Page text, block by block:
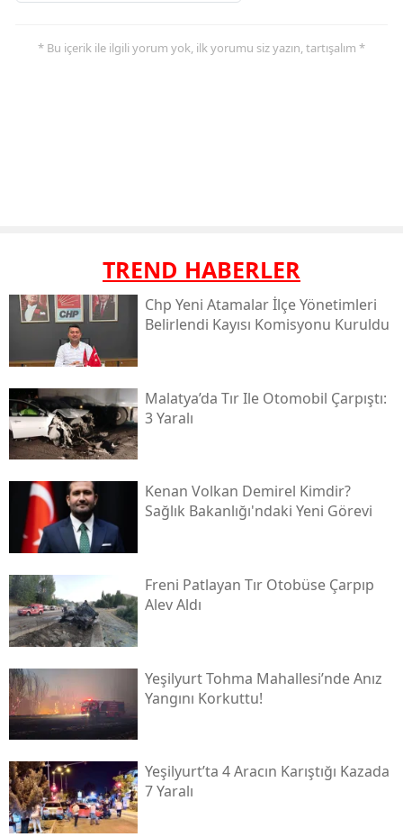
* Bu içerik ile ilgili yorum yok, ilk yorumu siz yazın, tartışalım *
TREND HABERLER
Chp Yeni Atamalar İlçe Yönetimleri
Belirlendi Kayısı Komisyonu Kuruldu
Malatya’da Tır Ile Otomobil Çarpıştı:
3 Yaralı
Kenan Volkan Demirel Kimdir?
Sağlık Bakanlığı'ndaki Yeni Görevi
Freni Patlayan Tır Otobüse Çarpıp
Alev Aldı
Yeşilyurt Tohma Mahallesi’nde Anız
Yangını Korkuttu!
Yeşilyurt’ta 4 Aracın Karıştığı Kazada
7 Yaralı